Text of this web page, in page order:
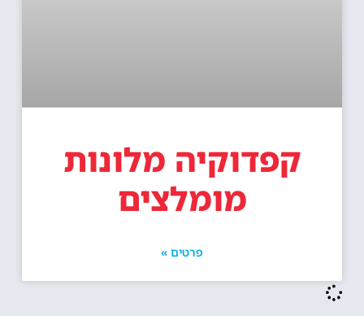
קפדוקיה מלונות
מומלצים
פרטים »